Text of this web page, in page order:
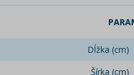
Dĺžka (cm)
Šírka (cm)